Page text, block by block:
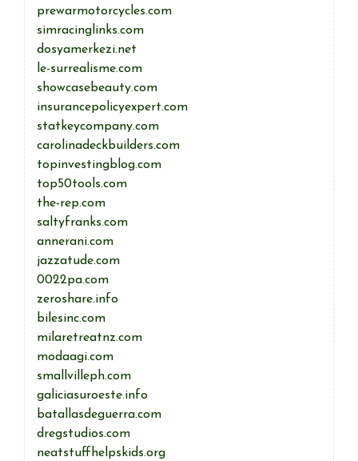
prewarmotorcycles.com
simracinglinks.com
dosyamerkezi.net
le-surrealisme.com
showcasebeauty.com
insurancepolicyexpert.com
statkeycompany.com
carolinadeckbuilders.com
topinvestingblog.com
top50tools.com
the-rep.com
saltyfranks.com
annerani.com
jazzatude.com
0022pa.com
zeroshare.info
bilesinc.com
milaretreatnz.com
modaagi.com
smallvilleph.com
galiciasuroeste.info
batallasdeguerra.com
dregstudios.com
neatstuffhelpskids.org